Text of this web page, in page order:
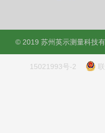
© 2019 苏州英示测量科技
15021993号-2